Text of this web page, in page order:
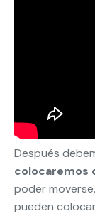
Después
colocaremos
poder
pueden